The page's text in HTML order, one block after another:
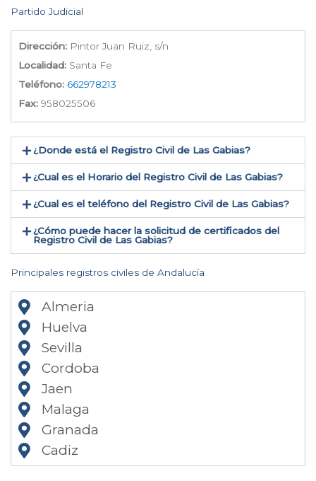
Partido Judicial
Dirección: Pintor Juan Ruiz, s/n
Localidad: Santa Fe
Teléfono: 662978213
Fax: 958025506
¿Donde está el Registro Civil de Las Gabias​?
¿Cual es el Horario del Registro Civil de Las Gabias?
¿Cual es el teléfono del Registro Civil de Las Gabias​?
¿Cómo puede hacer la solicitud de certificados del
Registro Civil de Las Gabias​?
Principales registros civiles de Andalucía
Almeria
Huelva
Sevilla
Cordoba
Jaen
Malaga
Granada
Cadiz